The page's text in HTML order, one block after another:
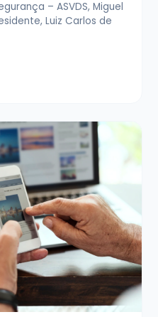
– ASVDS, Miguel
Luiz Carlos de